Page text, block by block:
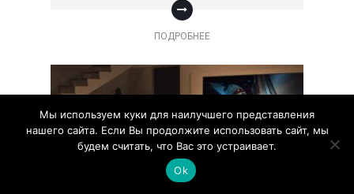
ПОДРОБНЕЕ
Мы используем куки для наилучшего представления
нашего сайта. Если Вы продолжите использовать сайт, мы
будем считать, что Вас это устраивает.
Ok